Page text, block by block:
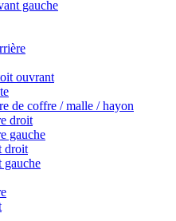
gauche
ouvrant
de coffre / malle / hayon
droit
gauche
droit
gauche